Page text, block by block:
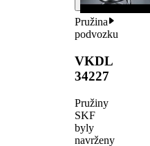
Pružina
podvozku
VKDL
34227
Pružiny
SKF
byly
navrženy